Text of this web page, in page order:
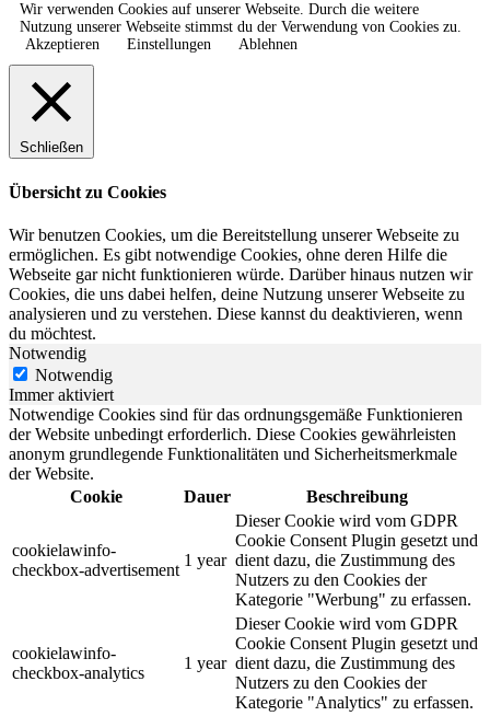
Wir verwenden Cookies auf unserer Webseite. Durch die weitere
Nutzung unserer Webseite stimmst du der Verwendung von Cookies zu.
Akzeptieren
Einstellungen Ablehnen
Schließen
Übersicht zu Cookies
Wir benutzen Cookies, um die Bereitstellung unserer Webseite zu
ermöglichen. Es gibt notwendige Cookies, ohne deren Hilfe die
Webseite gar nicht funktionieren würde. Darüber hinaus nutzen wir
Cookies, die uns dabei helfen, deine Nutzung unserer Webseite zu
analysieren und zu verstehen. Diese kannst du deaktivieren, wenn
du möchtest.
Notwendig
Notwendig
Immer aktiviert
Notwendige Cookies sind für das ordnungsgemäße Funktionieren
der Website unbedingt erforderlich. Diese Cookies gewährleisten
anonym grundlegende Funktionalitäten und Sicherheitsmerkmale
der Website.
Cookie
Dauer Beschreibung
cookielawinfo-
checkbox-advertisement
1 year
Dieser Cookie wird vom GDPR
Cookie Consent Plugin gesetzt und
dient dazu, die Zustimmung des
Nutzers zu den Cookies der
Kategorie "Werbung" zu erfassen.
cookielawinfo-
checkbox-analytics
1 year
Dieser Cookie wird vom GDPR
Cookie Consent Plugin gesetzt und
dient dazu, die Zustimmung des
Nutzers zu den Cookies der
Kategorie "Analytics" zu erfassen.